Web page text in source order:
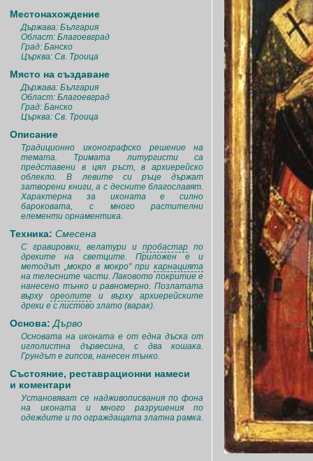
Местонахождение
Държава: България
Област: Благоевград
Град: Банско
Църква: Св. Троица
Място на създаване
Държава: България
Област: Благоевград
Град: Банско
Църква: Св. Троица
Описание
Традиционно иконографско решение на
темата. Тримата литургисти са
представени в цял ръст, в архиерейско
облекло. В левите си ръце държат
затворени книги, а с десните благославят.
Характерна за иконата е силно
бароковата, с много растителни
елементи орнаментика.
Техника: Смесена
С гравировки, велатури ипробастар по
дрехите на светците. Приложен е и
методът „мокро в мокро" прикарнацията
на телесните части. Лаковото покритие е
нанесено тънко и равномерно. Позлатата
върху ореолитеи върху архиерейските
дрехи е с листово злато (варак).
Основа: Дърво
Основата на иконата е от една дъска от
иглолистна дървесина, с два кошака.
Грундът е гипсов, нанесен тънко.
Състояние, реставрационни намеси
и коментари
Установяват се надживописвания по фона
на иконата и много разрушения по
одеждите и по ограждащата златна рамка.